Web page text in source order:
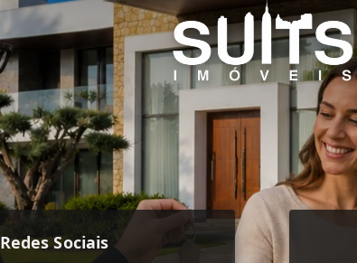
Redes Sociais